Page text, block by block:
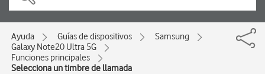
Ayuda Guías de dispositivos
Samsung
Galaxy Note20 Ultra 5G
Funciones principales
Selecciona un timbre de llamada